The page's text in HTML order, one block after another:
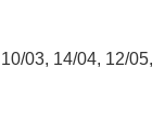
03, 14/04, 12/05,